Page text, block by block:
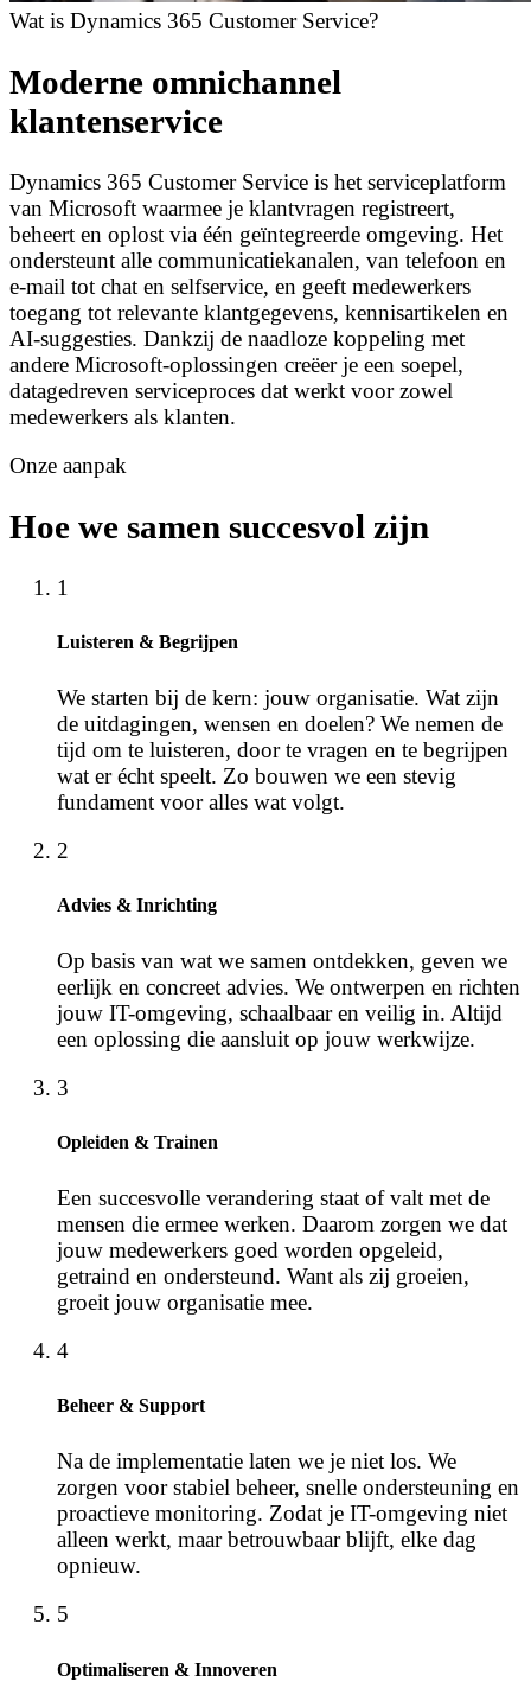
Wat is Dynamics 365 Customer Service?
Moderne omnichannel
klantenservice
Dynamics 365 Customer Service is het serviceplatform
van Microsoft waarmee je klantvragen registreert,
beheert en oplost via één geïntegreerde omgeving. Het
ondersteunt alle communicatiekanalen, van telefoon en
e‑mail tot chat en selfservice, en geeft medewerkers
toegang tot relevante klantgegevens, kennisartikelen en
AI‑suggesties. Dankzij de naadloze koppeling met
andere Microsoft‑oplossingen creëer je een soepel,
datagedreven serviceproces dat werkt voor zowel
medewerkers als klanten.
Onze aanpak
Hoe we samen succesvol zijn
1
Luisteren & Begrijpen
We starten bij de kern: jouw organisatie. Wat zijn
de uitdagingen, wensen en doelen? We nemen de
tijd om te luisteren, door te vragen en te begrijpen
wat er écht speelt. Zo bouwen we een stevig
fundament voor alles wat volgt.
2
Advies & Inrichting
Op basis van wat we samen ontdekken, geven we
eerlijk en concreet advies. We ontwerpen en richten
jouw IT-omgeving, schaalbaar en veilig in. Altijd
een oplossing die aansluit op jouw werkwijze.
3
Opleiden & Trainen
Een succesvolle verandering staat of valt met de
mensen die ermee werken. Daarom zorgen we dat
jouw medewerkers goed worden opgeleid,
getraind en ondersteund. Want als zij groeien,
groeit jouw organisatie mee.
4
Beheer & Support
Na de implementatie laten we je niet los. We
zorgen voor stabiel beheer, snelle ondersteuning en
proactieve monitoring. Zodat je IT-omgeving niet
alleen werkt, maar betrouwbaar blijft, elke dag
opnieuw.
5
Optimaliseren & Innoveren